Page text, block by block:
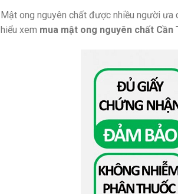
Mật ong nguyên chất được nhiều người
hiểu xem mua mật ong nguyên chất Cần